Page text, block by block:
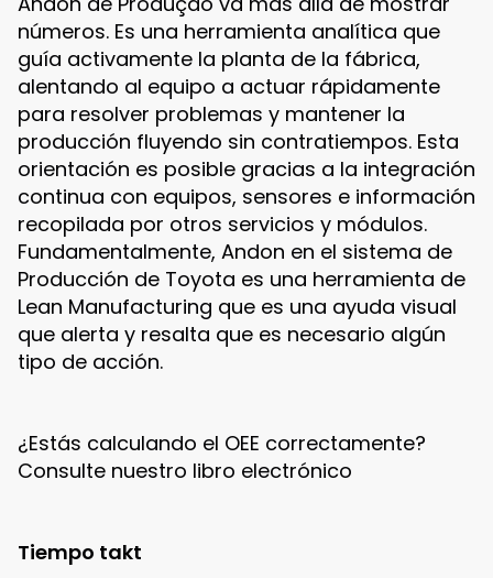
números. Es una herramienta analítica que
guía activamente la planta de la fábrica,
alentando al equipo a actuar rápidamente
para resolver problemas y mantener la
producción fluyendo sin contratiempos. Esta
orientación es posible gracias a la integración
continua con equipos, sensores e información
recopilada por otros servicios y módulos.
Fundamentalmente, Andon en el sistema de
Producción de Toyota es una herramienta de
Lean Manufacturing que es una ayuda visual
que alerta y resalta que es necesario algún
tipo de acción.
¿Estás calculando el OEE correctamente?
Consulte nuestro libro electrónico
Tiempo takt